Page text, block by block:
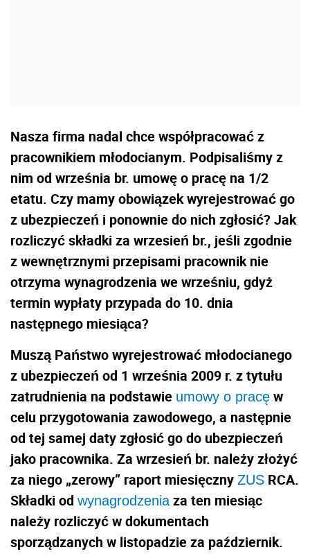
Nasza firma nadal chce współpracować z
pracownikiem młodocianym. Podpisaliśmy z
nim od września br. umowę o pracę na 1/2
etatu. Czy mamy obowiązek wyrejestrować go
z ubezpieczeń i ponownie do nich zgłosić? Jak
rozliczyć składki za wrzesień br., jeśli zgodnie
z wewnętrznymi przepisami pracownik nie
otrzyma wynagrodzenia we wrześniu, gdyż
termin wypłaty przypada do 10. dnia
następnego miesiąca?
Muszą Państwo wyrejestrować młodocianego
z ubezpieczeń od 1 września 2009 r. z tytułu
zatrudnienia na podstawie umowy o pracę w
celu przygotowania zawodowego, a następnie
od tej samej daty zgłosić go do ubezpieczeń
jako pracownika. Za wrzesień br. należy złożyć
za niego „zerowy” raport miesięczny ZUS RCA.
Składki od wynagrodzeniaza ten miesiąc
należy rozliczyć w dokumentach
sporządzanych w listopadzie za październik.